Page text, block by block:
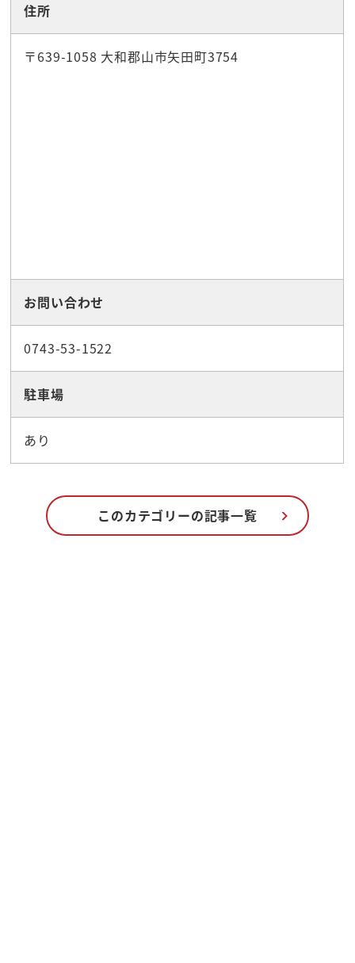
住所
〒639-1058 大和郡山市矢田町3754
お問い合わせ
0743-53-1522
駐車場
あり
このカテゴリーの記事一覧